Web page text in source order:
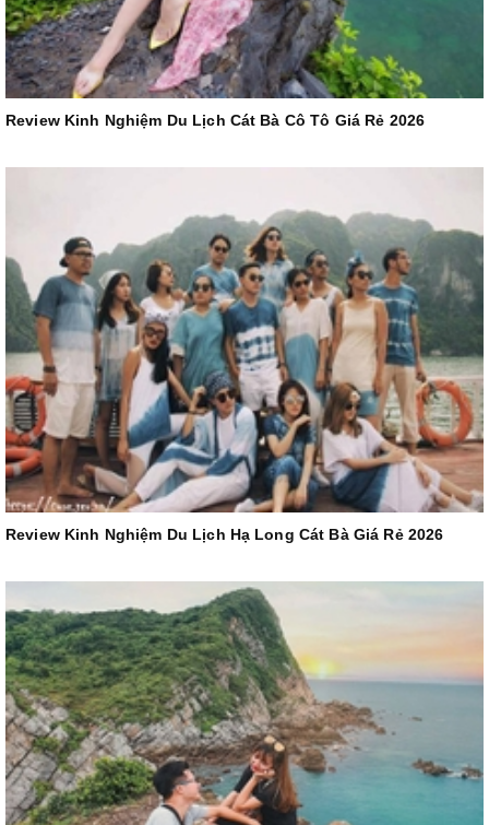
Review Kinh Nghiệm Du Lịch Cát Bà Cô Tô Giá Rẻ 2026
Review Kinh Nghiệm Du Lịch Hạ Long Cát Bà Giá Rẻ 2026